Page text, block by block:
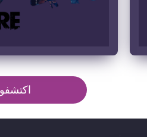
اكتشفوا